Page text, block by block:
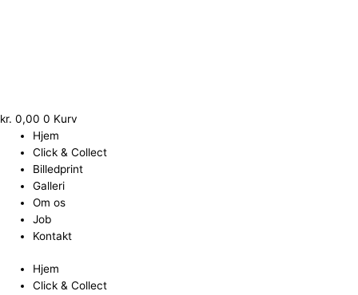
kr. 0,00 0 Kurv
Hjem
Click & Collect
Billedprint
Galleri
Om os
Job
Kontakt
Hjem
Click & Collect